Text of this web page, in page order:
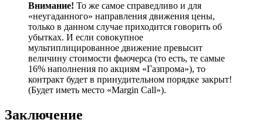
Внимание! То же самое справедливо и для
«неугаданного» направления движения цены,
только в данном случае приходится говорить об
убытках. И если совокупное
мультиплицированное движение превысит
величину стоимости фьючерса (то есть, те самые
16% наполнения по акциям «Газпрома»), то
контракт будет в принудительном порядке закрыт!
(Будет иметь место «Margin Call»).
Заключение